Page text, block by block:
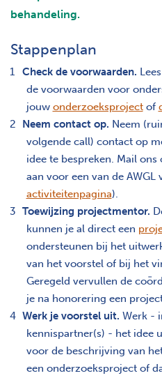
behandeling.
Stappenplan
Check de voorwaarden.
de voorwaarden voor
jouw onderzoeksprojectof
Neem contact op. Neem
volgende call) contact op
idee te bespreken. Mail ons
aan voor een van de AWGL
activiteitenpagina).
Toewijzing projectmentor.
kunnen je al direct een
ondersteunen bij het
van het voorstel of bij het
Geregeld vervullen de
je na honorering een
Werk je voorstel uit. Werk -
kennispartner(s) - het idee
voor de beschrijving van
een onderzoeksproject of